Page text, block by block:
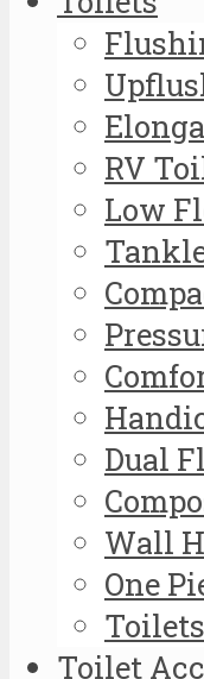
RV
Low
Dual
Wall
One
Toilet